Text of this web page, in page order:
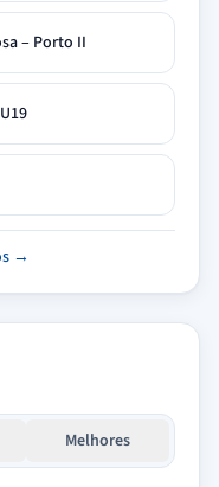
– Porto II
→
Melhores